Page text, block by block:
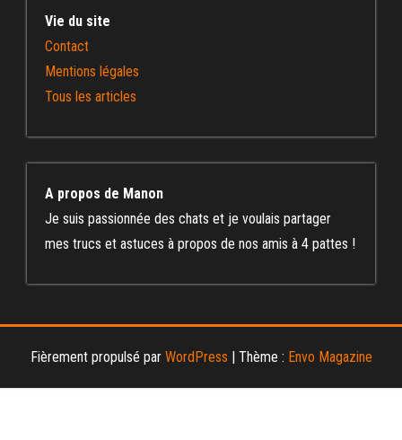
Vie du site
Contact
Mentions légales
Tous les articles
A propos de Manon
Je suis passionnée des chats et je voulais partager
mes trucs et astuces à propos de nos amis à 4 pattes !
Fièrement propulsé par WordPress Thème : Envo Magazine